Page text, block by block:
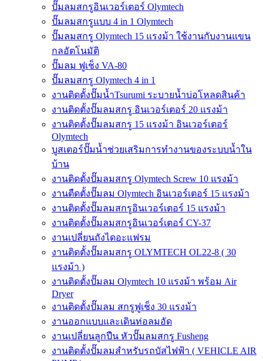
ปั๊มลมสกรูอินเวอร์เตอร์ Olymtech
ปั๊มลมสกรูแบบ 4 in 1 Olymtech
ปั๊มลมสกรู Olymtech 15 แรงม้า ใช้งานกับงานแขน
กลอัตโนมัติ
ปั๊มลม ฟูเช็ง VA-80
ปั๊มลมสกรู Olymtech 4 in 1
งานติดตั้งปั๊มน้ำTsurumi ระบายน้ำบ่อโหลดสินค้า
งานติดตั้งปั๊มลมสกรู อินเวอร์เตอร์ 20 แรงม้า
งานติดตั้งปั๊มลมสกรู 15 แรงม้า อินเวอร์เตอร์
Olymtech
บูสเตอร์ปั๊มน้ำช่วยเสริมการทำงานของระบบน้ำใน
บ้าน
งานติดตั้งปั๊มลมสกรู Olymtech Screw 10 แรงม้า
งานตืดตั้งปั๊มลม Olymtech อินเวอร์เตอร์ 15 แรงม้า
งานติดตั้งปั๊มลมสกรูอินเวอร์เตอร์ 15 แรงม้า
งานติดตั้งปั๊มลมสกรูอินเวอร์เตอร์ CY-37
งานเปลี่ยนถังไดอะแฟรม
งานติดตั้งปั๊มลมสกรู OLYMTECH OL22-8 ( 30
แรงม้า )
งานติดตั้งปั๊มลม Olymtech 10 แรงม้า พร้อม Air
Dryer
งานติดตั้งปั๊มลม สกรูฟูเช็ง 30 แรงม้า
งานออกแบบและเดินท่อลมอัด
งานเปลี่ยนลูกปืน หัวปั๊มลมสกรู Fusheng
งานติดตั้งปั๊มลมสำหรับรถบัสไฟฟ้า ( VEHICLE AIR